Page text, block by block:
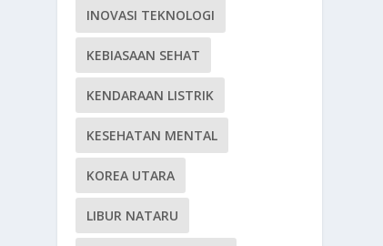
INOVASI TEKNOLOGI
KEBIASAAN SEHAT
KENDARAAN LISTRIK
KESEHATAN MENTAL
KOREA UTARA
LIBUR NATARU